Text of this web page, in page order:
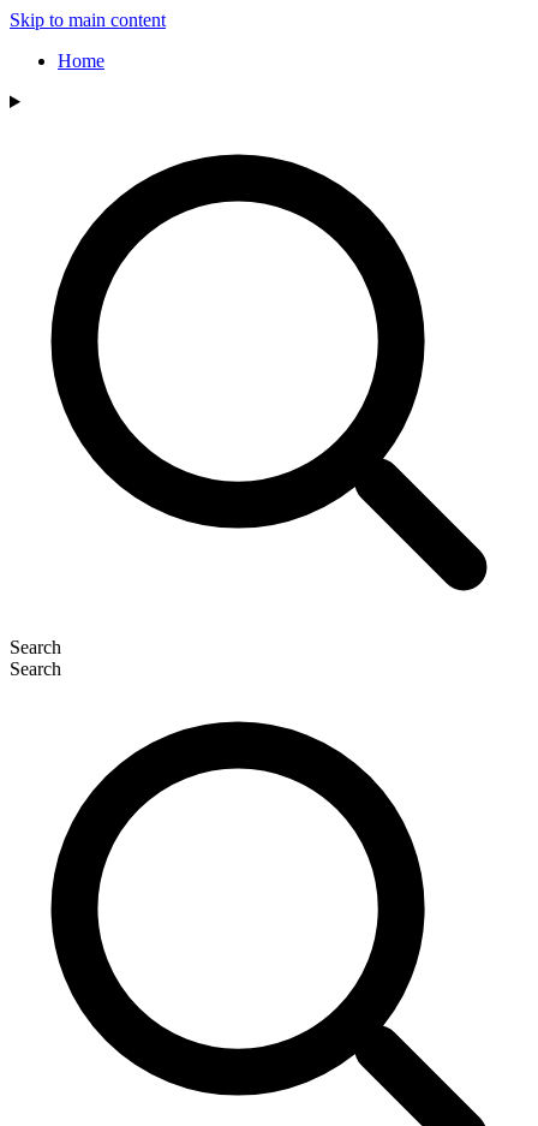
Skip to main content
Home
Search
Search